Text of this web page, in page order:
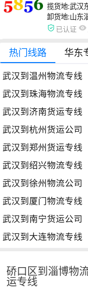
揽货地:武汉东
卸货地:山东
已认证
热门线路 华东
武汉到温州物流专线
武汉到珠海物流专线
武汉到济南货运专线
武汉到杭州货运公司
武汉到郑州货运专线
武汉到绍兴物流专线
武汉到徐州物流公司
武汉到厦门物流专线
武汉到南宁货运公司
武汉到大连物流专线
硚口区到淄博物
运专线